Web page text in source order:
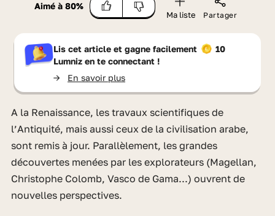
Aimé à 80%
Ma liste Partager
Lis cet article et gagne facilement
10
Lumniz en te connectant !
-> En savoir plus
A la Renaissance, les travaux scientifiques de
l’Antiquité, mais aussi ceux de la civilisation arabe,
sont remis à jour. Parallèlement, les grandes
découvertes menées par les explorateurs (Magellan,
Christophe Colomb, Vasco de Gama...) ouvrent de
nouvelles perspectives.